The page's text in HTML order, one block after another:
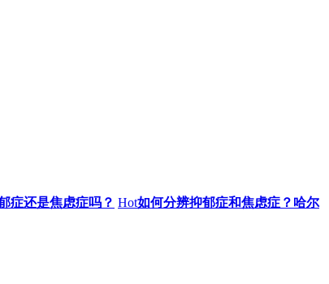
症还是焦虑症吗？ Hot如何分辨抑郁症和焦虑症？哈尔